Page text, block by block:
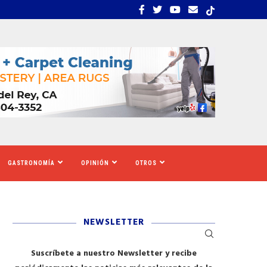
TIGRES DEL NORTE, LILA... LOS SOLICITANTES DE
GASTRONOMÍA OPINIÓN OTROS
NEWSLETTER
Suscríbete a nuestro Newsletter y recibe